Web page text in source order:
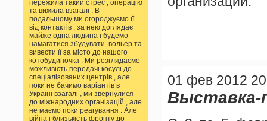
пережила такий стрес , операцію
та вижила взагалі . В
подальшому ми огороджуємо її
від контактів , за нею доглядає
майже одна людина і будемо
намагатися збудувати вольер та
вивести її за місто до нашого
котобудиночка . Ми розглядаємо
можливість передачі косулі до
спеціалізованих центрів , але
поки не бачимо варіантів в
Україні взагалі , ми звернулися
до міжнародних організацій , але
не маємо поки реагування . Але
війна і близькість фронту до
01 фев 2012
Выставка-